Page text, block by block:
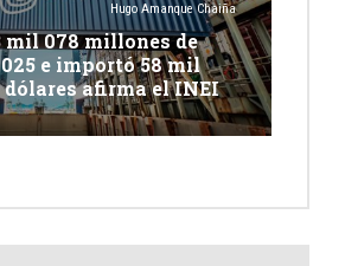
Hugo Amanque Chaiña
mil 078 millones de
e importó 58 mil
dólares afirma el INEI